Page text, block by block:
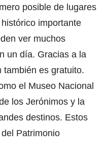
posible de lugares
importante
ver muchos
un día. Gracias a la
también es gratuito.
el Museo Nacional
los Jerónimos y la
destinos. Estos
Patrimonio